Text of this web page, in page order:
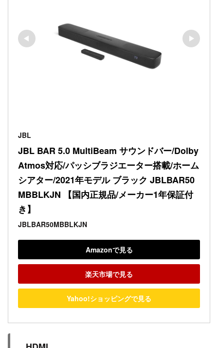
JBL
JBL BAR 5.0 MultiBeam サウンドバー/Dolby
Atmos対応/パッシブラジエーター搭載/ホーム
シアター/2021年モデル ブラック JBLBAR50
MBBLKJN 【国内正規品/メーカー1年保証付
き】
JBLBAR50MBBLKJN
Amazonで見る
楽天市場で見る
Yahoo!ショッピングで見る